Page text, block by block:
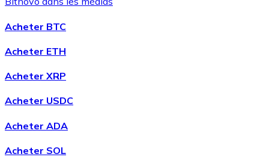
AcheterWrapped Bitcoin
Acheter BTC
Acheter ETH
Acheter XRP
Acheter USDC
Acheter ADA
Acheter SOL